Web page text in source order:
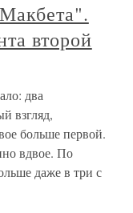
второй
два
взгляд,
больше первой.
вдвое. По
даже в три с